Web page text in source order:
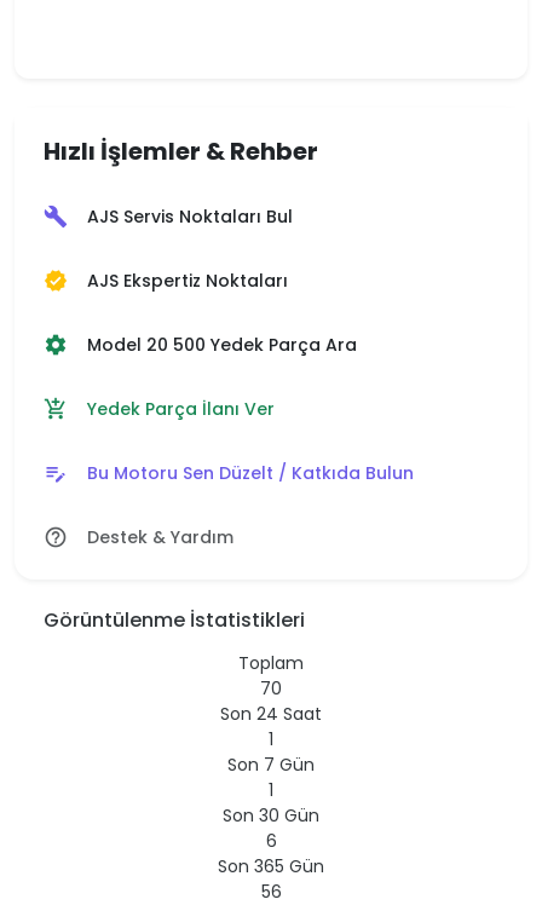
Hızlı İşlemler & Rehber
build AJS Servis Noktaları Bul
verified AJS Ekspertiz Noktaları
settings Model 20 500 Yedek Parça Ara
add_shopping_cart Yedek Parça İlanı Ver
edit_note Bu Motoru Sen Düzelt / Katkıda Bulun
help_outline Destek & Yardım
Görüntülenme İstatistikleri
Toplam
70
Son 24 Saat
1
Son 7 Gün
1
Son 30 Gün
6
Son 365 Gün
56